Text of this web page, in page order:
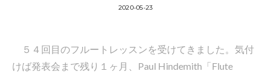
2020-05-23
５４回目のフルートレッスンを受けてきました。気付
けば発表会まで残り１ヶ月、Paul Hindemith「Flute